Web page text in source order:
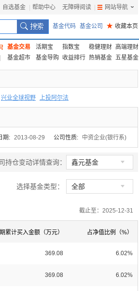
自选基金 帮助中心 无障碍阅读 网站导航
基金代码 基金公司 ★ 收藏本页
基金交易 活期宝 指数宝 稳健理财 高端理财
基金超市
基金导购 收益排行 热销基金 五星基金
兴业全球视野 上投阿尔法
期: 2013-08-29 公司性质: 中资企业(银行系)
持仓变动详情查询： 鑫元基金 
选择基金类型： 全部 
截止至：2025-12-31
累计买入金额（万元） 占净值比例（%）
369.08 6.02%
369.08 6.02%